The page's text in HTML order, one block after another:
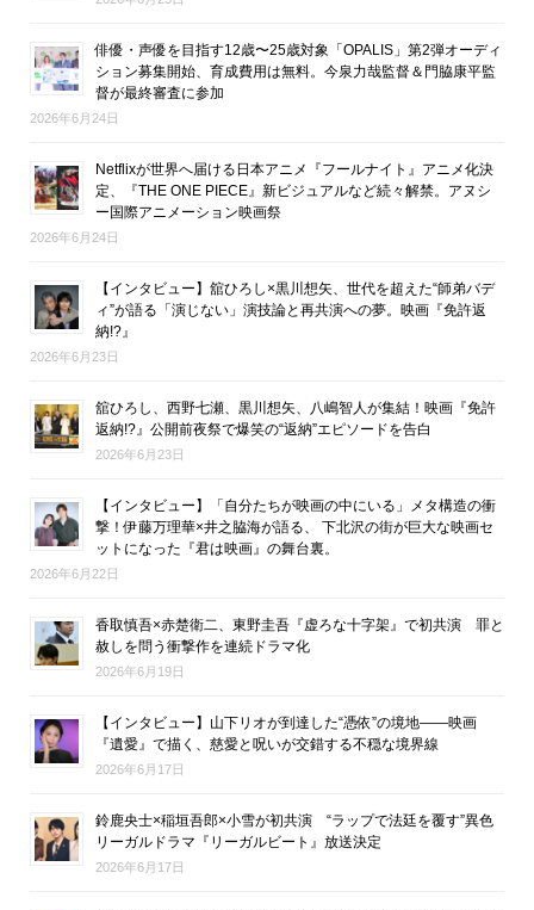
俳優・声優を目指す12歳〜25歳対象「OPALIS」第2弾オーディ
ション募集開始、育成費用は無料。今泉力哉監督＆門脇康平監
督が最終審査に参加
2026年6月24日
Netflixが世界へ届ける日本アニメ『フールナイト』アニメ化決
定、『THE ONE PIECE』新ビジュアルなど続々解禁。アヌシ
ー国際アニメーション映画祭
2026年6月24日
【インタビュー】舘ひろし×黒川想矢、世代を超えた“師弟バデ
ィ”が語る「演じない」演技論と再共演への夢。映画『免許返
納!?』
2026年6月23日
舘ひろし、西野七瀬、黒川想矢、八嶋智人が集結！映画『免許
返納!?』公開前夜祭で爆笑の“返納”エピソードを告白
2026年6月23日
【インタビュー】「自分たちが映画の中にいる」メタ構造の衝
撃！伊藤万理華×井之脇海が語る、 下北沢の街が巨大な映画セ
ットになった『君は映画』の舞台裏。
2026年6月22日
香取慎吾×赤楚衛二、東野圭吾『虚ろな十字架』で初共演 罪と
赦しを問う衝撃作を連続ドラマ化
2026年6月19日
【インタビュー】山下リオが到達した“憑依”の境地――映画
『遺愛』で描く、慈愛と呪いが交錯する不穏な境界線
2026年6月17日
鈴鹿央士×稲垣吾郎×小雪が初共演 “ラップで法廷を覆す”異色
リーガルドラマ『リーガルビート』放送決定
2026年6月17日